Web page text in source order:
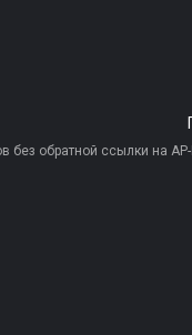
без обратной ссылки на